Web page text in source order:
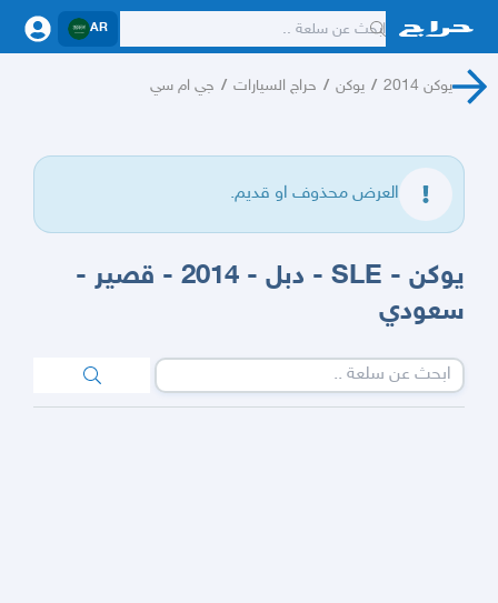
AR
يوكن 2014 / يوكن / حراج السيارات / جي ام سي
العرض محذوف او قديم.
يوكن - SLE - دبل - 2014 - قصير -
سعودي